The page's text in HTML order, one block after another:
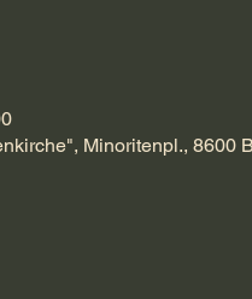
Minoritenpl., 8600